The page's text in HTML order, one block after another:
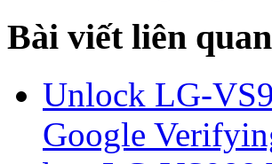
Bài viết liên quan
Unlock LG-
Google